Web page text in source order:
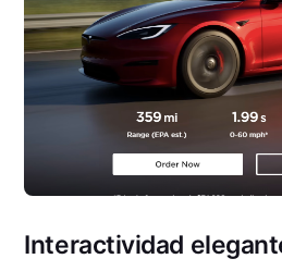
Interactividad